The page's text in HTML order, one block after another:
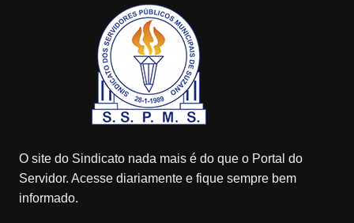
O site do Sindicato nada mais é do que o Portal do
Servidor. Acesse diariamente e fique sempre bem
informado.